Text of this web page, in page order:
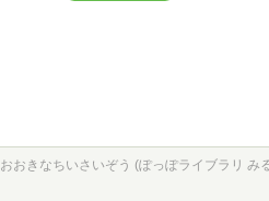
おおきなちいさいぞう (ぽっぽライブラリ み